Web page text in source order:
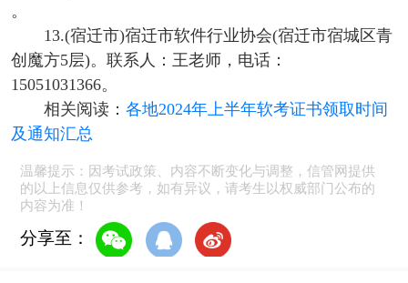
。
13.(宿迁市)宿迁市软件行业协会(宿迁市宿城区青
创魔方5层)。联系人：王老师，电话：
15051031366。
相关阅读： 各地2024年上半年软考证书领取时间
及通知汇总
温馨提示：因考试政策、内容不断变化与调整，信管网提供
的以上信息仅供参考，如有异议，请考生以权威部门公布的
内容为准！
分享至：